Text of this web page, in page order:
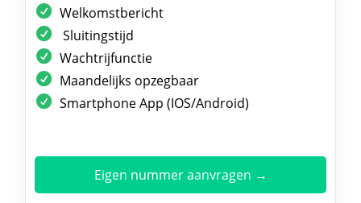
Welkomstbericht
Sluitingstijd
Wachtrijfunctie
Maandelijks opzegbaar
Smartphone App (IOS/Android)
Eigen nummer aanvragen →